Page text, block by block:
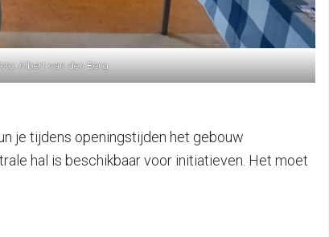
Albert van den Berg
je tijdens openingstijden het gebouw
hal is beschikbaar voor initiatieven. Het moet